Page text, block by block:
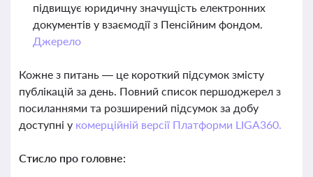
підвищує юридичну значущість електронних
документів у взаємодії з Пенсійним фондом.
Джерело
Кожне з питань — це короткий підсумок змісту
публікацій за день. Повний список першоджерел з
посиланнями та розширений підсумок за добу
доступні у комерційній версії Платформи LIGA360.
Стисло про головне: